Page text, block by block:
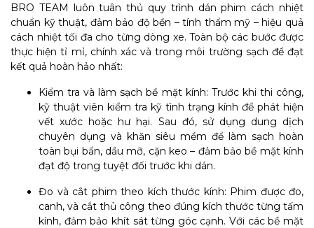
BRO TEAM luôn tuân thủ quy trình dán phim cách nhiệt
chuẩn kỹ thuật, đảm bảo độ bền – tính thẩm mỹ – hiệu quả
cách nhiệt tối đa cho từng dòng xe. Toàn bộ các bước được
thực hiện tỉ mỉ, chính xác và trong môi trường sạch để đạt
kết quả hoàn hảo nhất:
Kiểm tra và làm sạch bề mặt kính: Trước khi thi công,
kỹ thuật viên kiểm tra kỹ tình trạng kính để phát hiện
vết xước hoặc hư hại. Sau đó, sử dụng dung dịch
chuyên dụng và khăn siêu mềm để làm sạch hoàn
toàn bụi bẩn, dầu mỡ, cặn keo – đảm bảo bề mặt kính
đạt độ trong tuyệt đối trước khi dán.
Đo và cắt phim theo kích thước kính: Phim được đo,
canh, và cắt thủ công theo đúng kích thước từng tấm
kính, đảm bảo khít sát từng góc cạnh. Với các bề mặt